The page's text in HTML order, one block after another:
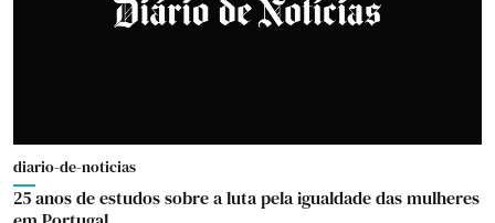
diario-de-noticias
25 anos de estudos sobre a luta pela igualdade das mulheres